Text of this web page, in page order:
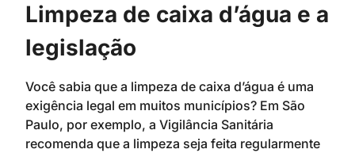
Limpeza de caixa d’água e a
legislação
Você sabia que a limpeza de caixa d’água é uma
exigência legal em muitos municípios? Em São
Paulo, por exemplo, a Vigilância Sanitária
recomenda que a limpeza seja feita regularmente